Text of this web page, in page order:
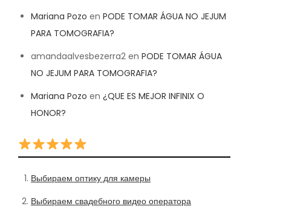
Mariana Pozo en PODE TOMAR ÁGUA NO JEJUM
PARA TOMOGRAFIA?
amandaalvesbezerra2 en PODE TOMAR ÁGUA
NO JEJUM PARA TOMOGRAFIA?
Mariana Pozo en ¿QUE ES MEJOR INFINIX O
HONOR?
Выбираем оптику для камеры
Выбираем свадебного видео оператора